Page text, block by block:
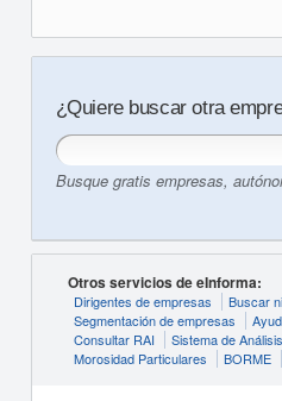
¿Quiere buscar otra
Busque gratis empresas,
Otros servicios de eInforma:
Dirigentes de empresas
Buscar
Segmentación de empresas
Consultar RAI
Sistema de
Morosidad Particulares
BORME